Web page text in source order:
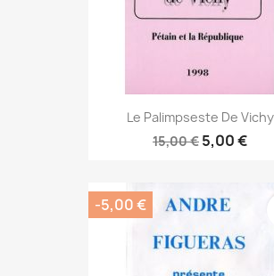
Le Palimpseste De Vichy
15,00 € 5,00 €
-5,00 €